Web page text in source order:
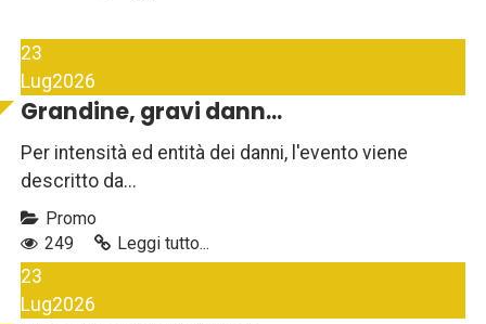
23
Lug2026
Grandine, gravi dann...
Per intensità ed entità dei danni, l'evento viene
descritto da...
Promo
249
Leggi tutto...
23
Lug2026